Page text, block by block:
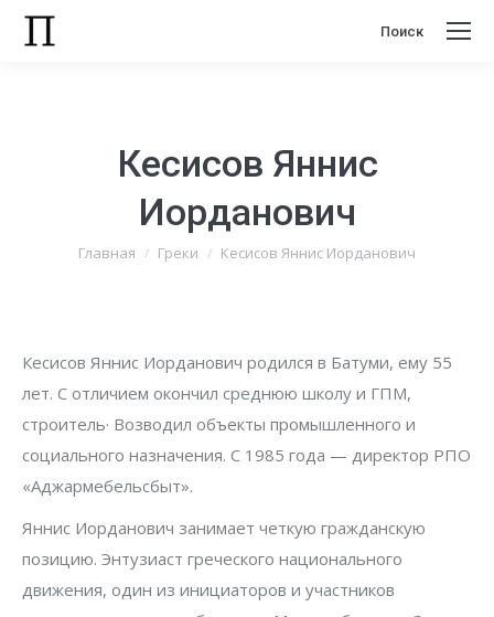
Поиск:
Поиск
Кесисов Яннис
Иорданович
Вы здесь:
Главная Греки Кесисов Яннис Иорданович
Кесисов Яннис Иорданович родился в Батуми, ему 55
лет. С отличием окончил среднюю школу и ГПМ,
строитель· Возводил объекты промышленного и
социального назначения. С 1985 года — директор РПО
«Аджармебельсбыт».
Яннис Иорданович занимает четкую гражданскую
позицию. Энтузиаст греческого национального
движения, один из инициаторов и участников